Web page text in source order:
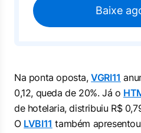
Baixe
Na ponta oposta,VGRI11
0,12, queda de 20%. Já o
de hotelaria, distribuiu R$
O LVBI11 também